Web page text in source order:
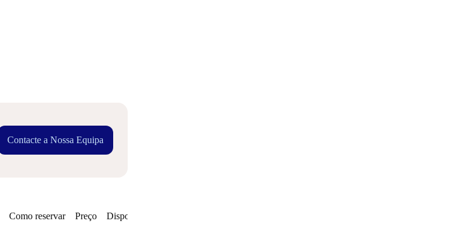
Contacte a Nossa Equipa
Como reservar Preço Disponibilidades